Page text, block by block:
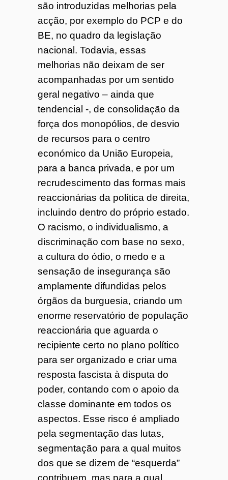
são introduzidas melhorias pela
acção, por exemplo do PCP e do
BE, no quadro da legislação
nacional. Todavia, essas
melhorias não deixam de ser
acompanhadas por um sentido
geral negativo – ainda que
tendencial -, de consolidação da
força dos monopólios, de desvio
de recursos para o centro
económico da União Europeia,
para a banca privada, e por um
recrudescimento das formas mais
reaccionárias da política de direita,
incluindo dentro do próprio estado.
O racismo, o individualismo, a
discriminação com base no sexo,
a cultura do ódio, o medo e a
sensação de insegurança são
amplamente difundidas pelos
órgãos da burguesia, criando um
enorme reservatório de população
reaccionária que aguarda o
recipiente certo no plano político
para ser organizado e criar uma
resposta fascista à disputa do
poder, contando com o apoio da
classe dominante em todos os
aspectos. Esse risco é ampliado
pela segmentação das lutas,
segmentação para a qual muitos
dos que se dizem de “esquerda”
contribuem, mas para a qual